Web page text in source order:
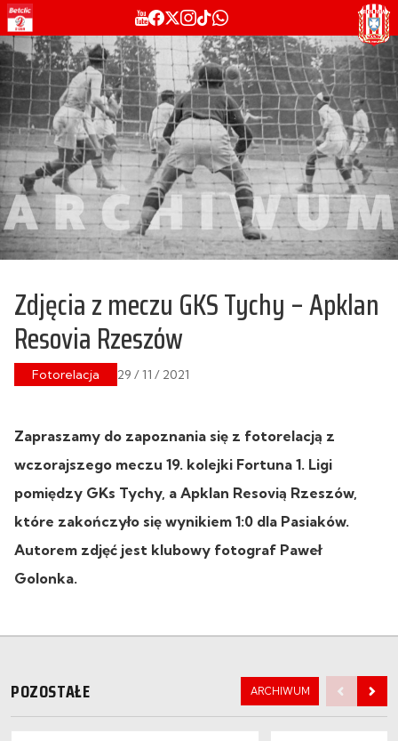
Zdjęcia z meczu GKS Tychy – Apklan
Resovia Rzeszów
Fotorelacja 29 / 11 / 2021
Zapraszamy do zapoznania się z fotorelacją z
wczorajszego meczu 19. kolejki Fortuna 1. Ligi
pomiędzy GKs Tychy, a Apklan Resovią Rzeszów,
które zakończyło się wynikiem 1:0 dla Pasiaków.
Autorem zdjęć jest klubowy fotograf Paweł
Golonka.
POZOSTAŁE ARCHIWUM